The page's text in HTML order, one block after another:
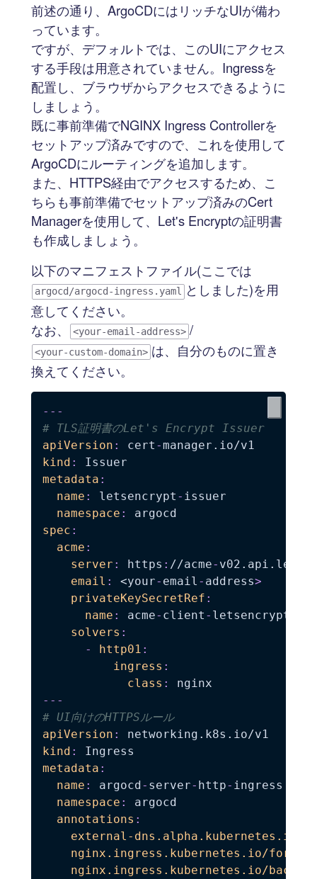
前述の通り、ArgoCDにはリッチなUIが備わ
っています。
ですが、デフォルトでは、このUIにアクセス
する手段は用意されていません。Ingressを
配置し、ブラウザからアクセスできるように
しましょう。
既に事前準備でNGINX Ingress Controllerを
セットアップ済みですので、これを使用して
ArgoCDにルーティングを追加します。
また、HTTPS経由でアクセスするため、こ
ちらも事前準備でセットアップ済みのCert
Managerを使用して、Let's Encryptの証明書
も作成しましょう。
以下のマニフェストファイル(ここでは
argocd/argocd-ingress.yaml としました)を用
意してください。
なお、
<your-email-address> /
<your-custom-domain> は、自分のものに置き
換えてください。
---
# TLS証明書のLet's Encrypt Issuer
apiVersion : cert -
kind :
metadata :
name : letsencrypt - issuer
namespace :
spec :
acme :
server : https : //acme-
email : <your- email - address>
privateKeySecretRef :
name : acme- client - letsencrypt
solvers :
-
http01 :
ingress :
class :
---
# UI向けのHTTPSルール
apiVersion :
kind :
metadata :
name : argocd- server- http- ingress
namespace :
argocd
annotations :
external-dns.alpha.kubernetes.io/
nginx.ingress.kubernetes.io/
nginx.ingress.kubernetes.io/